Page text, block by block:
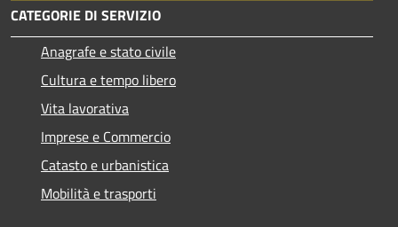
CATEGORIE DI SERVIZIO
Anagrafe e stato civile
Cultura e tempo libero
Vita lavorativa
Imprese e Commercio
Catasto e urbanistica
Mobilità e trasporti